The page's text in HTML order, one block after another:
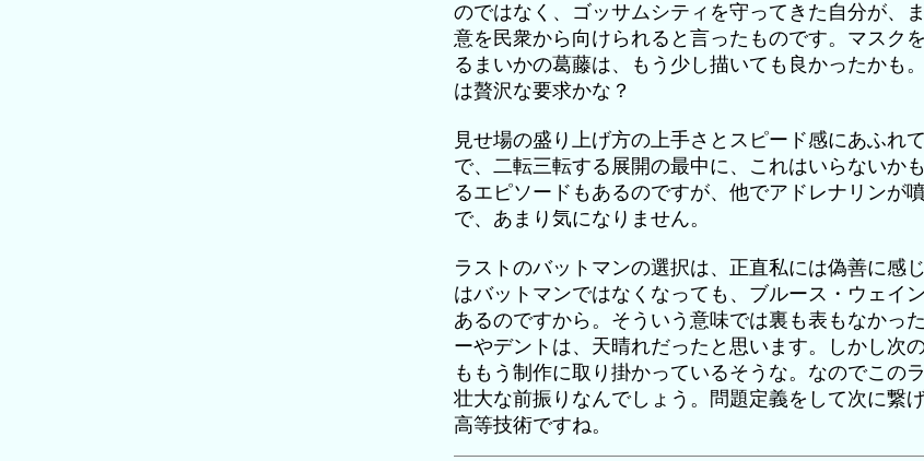
のではなく、ゴッサムシティを守ってきた自分が、
意を民衆から向けられると言ったものです。マスク
るまいかの葛藤は、もう少し描いても良かったかも
は贅沢な要求かな？
見せ場の盛り上げ方の上手さとスピード感にあふれ
で、二転三転する展開の最中に、これはいらないか
るエピソードもあるのですが、他でアドレナリンが
で、あまり気になりません。
ラストのバットマンの選択は、正直私には偽善に感
はバットマンではなくなっても、ブルース・ウェイ
あるのですから。そういう意味では裏も表もなかっ
ーやデントは、天晴れだったと思います。しかし次
ももう制作に取り掛かっているそうな。なのでこのラ
壮大な前振りなんでしょう。問題定義をして次に繋げ
高等技術ですね。